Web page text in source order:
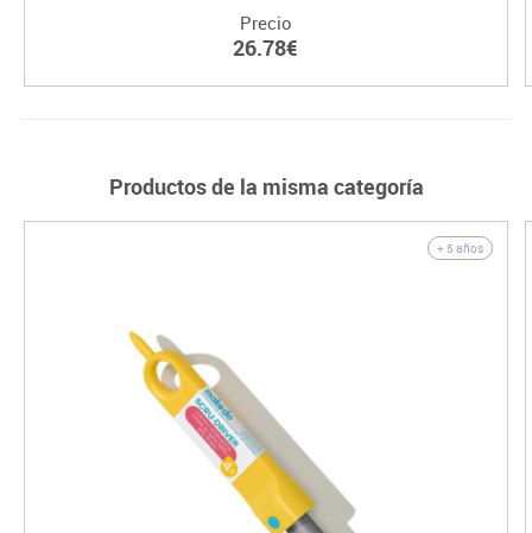
Precio
26.78€
Productos de la misma categoría
+ 5 años